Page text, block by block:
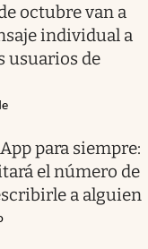
octubre van a
individual a
usuarios de
para siempre:
el número de
a alguien